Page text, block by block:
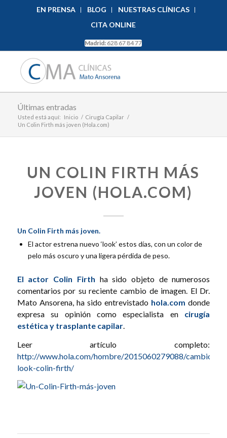
EN PRENSA BLOG
NUESTRAS CLÍNICAS
CITA ONLINE
Madrid: 628 67 84 77
Últimas entradas
Usted está aquí: Inicio / Cirugía Capilar /
Un Colin Firth más joven (Hola.com)
UN COLIN FIRTH MÁS
JOVEN (HOLA.COM)
Un Colin Firth más joven.
El actor estrena nuevo ‘look’ estos días, con un color de
pelo más oscuro y una ligera pérdida de peso.
El actor Colin Firth ha sido objeto de numerosos
comentarios por su reciente cambio de imagen. El Dr.
Mato Ansorena, ha sido entrevistado hola.com donde
expresa su opinión como especialista en cirugía
estética y trasplante capilar.
Leer artículo completo:
http://www.hola.com/hombre/2015060279088/cambio-
look-colin-firth/